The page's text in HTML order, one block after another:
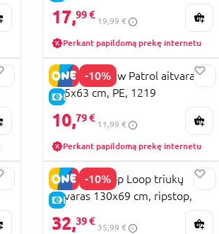
17,99 €
19,99 €
Perkant papildomą prekę internetu
-10%
E-KAINA
GUNTHER Paw Patrol aitvaras
115x63 cm, PE, 1219
10,79 €
11,99 €
Perkant papildomą prekę internetu
-10%
E-KAINA
GUNTHER Top Loop triukų
aitvaras 130x69 cm, ripstop,
1088
32,39 €
35,99 €